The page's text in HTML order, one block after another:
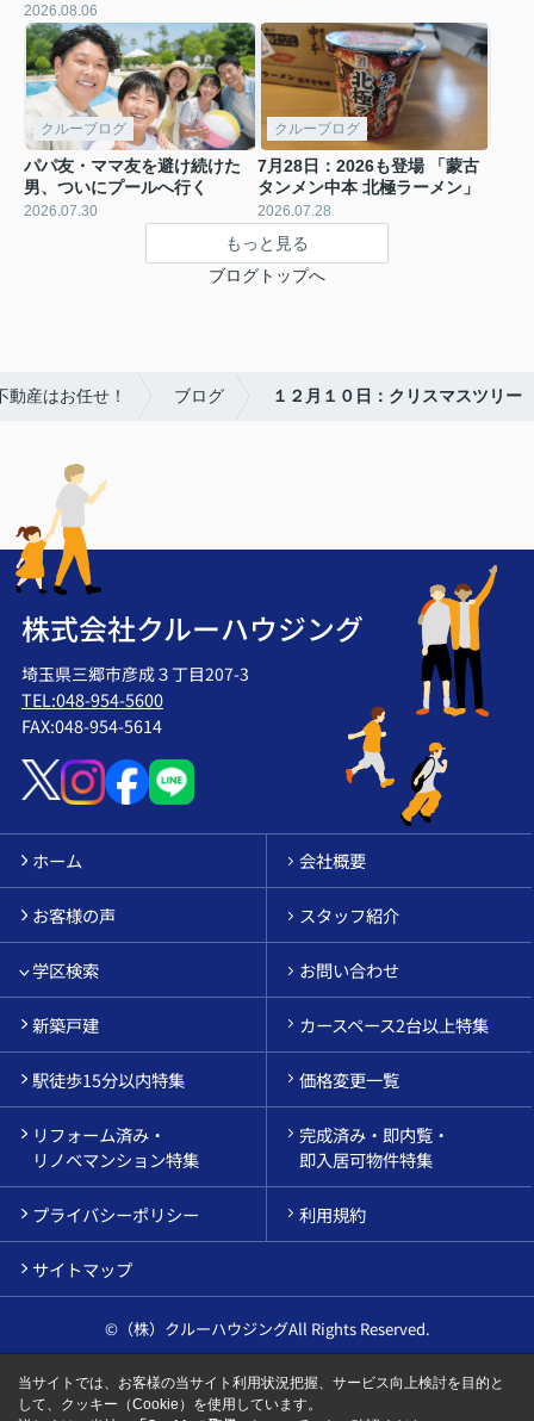
2026.08.06
クルーブログ
パパ友・ママ友を避け続けた
男、ついにプールへ行く
2026.07.30
クルーブログ
7月28日：2026も登場 「蒙古
タンメン中本 北極ラーメン」
2026.07.28
もっと見る
ブログトップへ
産はお任せ！ ブログ １２月１０日：クリスマスツリー
株式会社クルーハウジング
埼玉県三郷市彦成３丁目207-3
TEL:048-954-5600
FAX:048-954-5614
ホーム 会社概要
お客様の声 スタッフ紹介
学区検索 お問い合わせ
新築戸建 カースペース2台以上特集
駅徒歩15分以内特集 価格変更一覧
リフォーム済み・
リノベマンション特集
完成済み・即内覧・
即入居可物件特集
プライバシーポリシー 利用規約
サイトマップ
©（株）クルーハウジングAll Rights Reserved.
当サイトでは、お客様の当サイト利用状況把握、サービス向上検討を目的と
して、クッキー（Cookie）を使用しています。